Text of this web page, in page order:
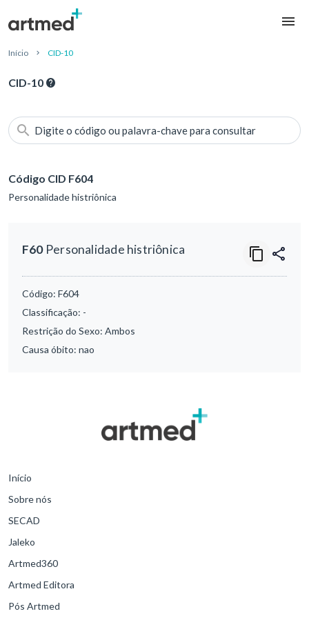
Início CID-10
CID-10
Digite o código ou palavra-chave para consultar
Código CID F604
Personalidade histriônica
F60Personalidade histriônica
Código: F604
Classificação: -
Restrição do Sexo: Ambos
Causa óbito: nao
Início
Sobre nós
SECAD
Jaleko
Artmed360
Artmed Editora
Pós Artmed